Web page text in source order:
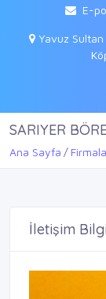
E-
Yavuz Sultan
SARIYER
Ana Sayfa
İletişim